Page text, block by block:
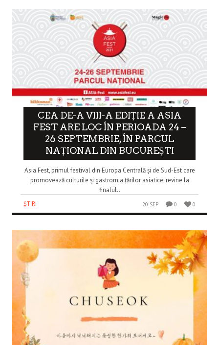
CEA DE-A VIII-A EDIȚIE A ASIA
FEST ARE LOC ÎN PERIOADA 24 –
26 SEPTEMBRIE, ÎN PARCUL
NAȚIONAL DIN BUCUREȘTI
Asia Fest, primul festival din Europa Centrală și de Sud-Est care
promovează culturile și gastromia țărilor asiatice, revine la
finalul..
ȘTIRI
20 SEP 0 0